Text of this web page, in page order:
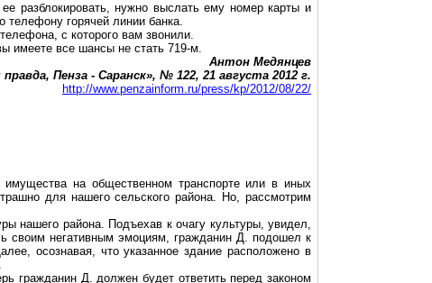
разблокировать, нужно выслать ему номер карты и
телефону горячей линии банка.
с которого вам звонили.
имеете все шансы не стать 719-м.
Антон Медянцев
Пенза - Саранск», № 122, 21 августа 2012 г.
http://www.penzainform.ru/press/kp/2012/08/22/
на общественном транспорте или в иных
для нашего сельского района. Но, рассмотрим
нашего района. Подъехав к очагу культуры, увидел,
своим негативным эмоциям, гражданин Д. подошел к
осознавая, что указанное здание расположено в
гражданин Д. должен будет ответить перед законом